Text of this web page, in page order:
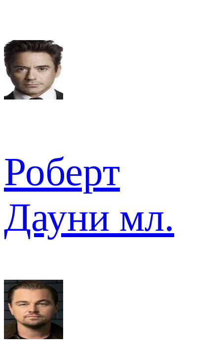
Роберт
Дауни мл.